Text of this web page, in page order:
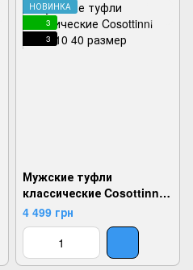
НОВИНКА
3
3
Мужские туфли
классические Cosottinni
1200210, Коричневый, 40,
2999860788495
4 499 грн